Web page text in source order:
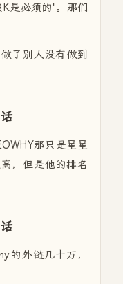
是必须的"。那们
了别人没有做到
那只是星星
，但是他的排名
的外链几十万，